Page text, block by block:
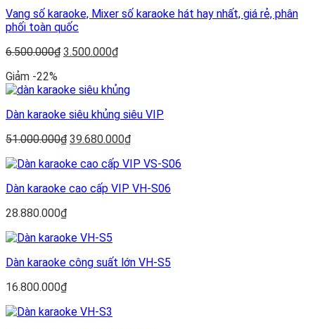
Vang số karaoke, Mixer số karaoke hát hay nhất, giá rẻ, phân
phối toàn quốc
6.500.000₫ Giá
6.500.000₫.
3.500.000₫Giá
là:
Giảm -22%
Dàn karaoke siêu khủng siêu VIP
51.000.000₫ Giá
là:
39.680.000₫Giá
tại
39.680.000₫.
Dàn karaoke cao cấp VIP VH-S06
28.880.000₫
Dàn karaoke công suất lớn VH-S5
16.800.000₫